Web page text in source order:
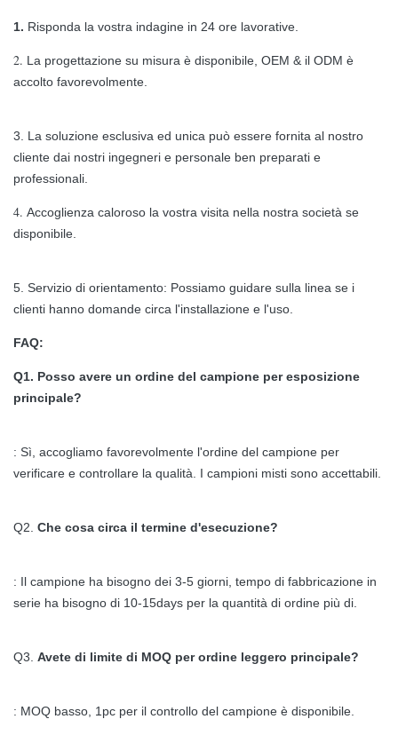
Funzionamento
Impiegati/umidità di
La velocità di rinfrescamento >1,920 hertz
Luminosità
Angolo di visione orizzontale 160°
Vita prevista 100.000 ore
Assistenza
anteriore/parte posteriore)
IP 65/IP 54
1. Risponda la vostra indagine in 24 ore lavorative.
2. La progettazione su misura è disponibile, OEM & il ODM è
accolto favorevolmente.
3. La soluzione esclusiva ed unica può essere fornita al nostro
cliente dai nostri ingegneri e personale ben preparati e
professionali.
4. Accoglienza caloroso la vostra visita nella nostra società se
disponibile.
5. Servizio di orientamento: Possiamo guidare sulla linea se i
clienti hanno domande circa l'installazione e l'uso.
FAQ:
Q1. Posso avere un ordine del campione per esposizione
principale?
: Sì, accogliamo favorevolmente l'ordine del campione per
verificare e controllare la qualità. I campioni misti sono accettabili.
Q2. Che cosa circa il termine d'esecuzione?
: Il campione ha bisogno dei 3-5 giorni, tempo di fabbricazione in
serie ha bisogno di 10-15days per la quantità di ordine più di.
Q3. Avete di limite di MOQ per ordine leggero principale?
: MOQ basso, 1pc per il controllo del campione è disponibile.